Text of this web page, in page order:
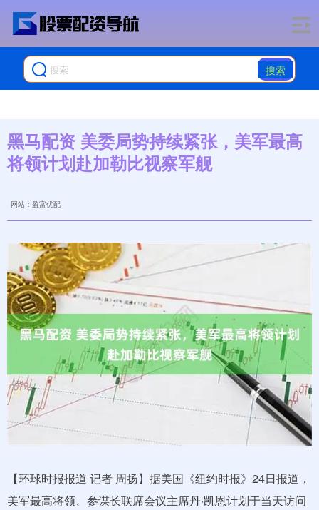
搜索
黑马配资 美委局势持续紧张，美军最高
将领计划赴加勒比视察军舰
网站：盈富优配
【环球时报报道 记者 周扬】据美国《纽约时报》24日报道，
美军最高将领、参谋长联席会议主席丹·凯恩计划于当天访问